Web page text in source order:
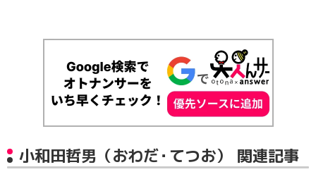
小和田哲男（おわだ・てつお） 関連記事